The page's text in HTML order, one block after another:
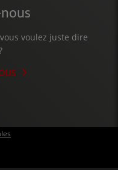
voulez juste dire